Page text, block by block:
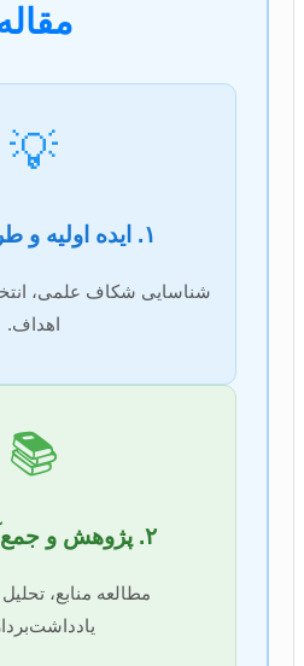
💡
۱. ایده اولیه و طرح مسئله
شناسایی شکاف علمی،
اهداف.
📚
۲. پژوهش و جمع‌آوری داده
مطالعه منابع،